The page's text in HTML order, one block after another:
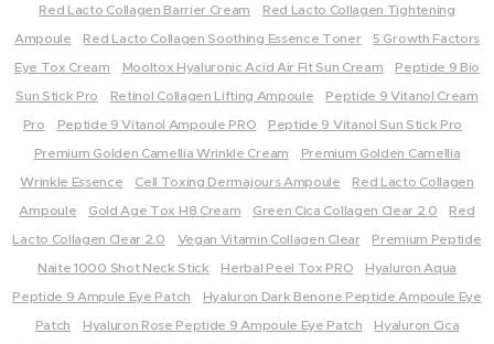
uitzond
erlijk
mild,
niet
irritere
nd,
makkel
ijk
smeer
Red Lacto Collagen Barrier Cream
Red Lacto Collagen Tightening
Ampoule
Red Lacto Collagen Soothing Essence Toner
5 Growth Factors
Eye Tox Cream
Mooltox Hyaluronic Acid Air Fit Sun Cream
Peptide 9 Bio
Sun Stick Pro
Retinol Collagen Lifting Ampoule
Peptide 9 Vitanol Cream
Pro
Peptide 9 Vitanol Ampoule PRO
Peptide 9 Vitanol Sun Stick Pro
Premium Golden Camellia Wrinkle Cream
Premium Golden Camellia
Wrinkle Essence
Cell Toxing Dermajours Ampoule
Red Lacto Collagen
Ampoule
Gold Age Tox H8 Cream Green Cica Collagen Clear 2.0
Red
Lacto Collagen Clear 2.0
Vegan Vitamin Collagen Clear
Premium Peptide
Naite 1000 Shot Neck Stick
Herbal Peel Tox PRO
Hyaluron Aqua
Peptide 9 Ampule Eye Patch
Hyaluron Dark Benone Peptide Ampoule Eye
Patch
Hyaluron Rose Peptide 9 Ampoule Eye Patch
Hyaluron Cica